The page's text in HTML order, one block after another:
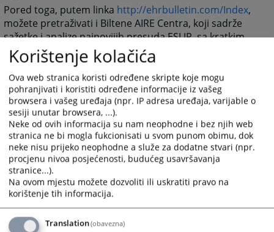
Pored toga, putem linka http://ehrbulletin.com/Index,
možete pretraživati i Biltene AIRE Centra, koji sadrže
sažetke i analize najnovijih presuda ESLJP, sa kratkim
komentarom koji upućuje na postojeće standarde
zaštite u vezi sa relevantnim članom Konvencije, kao i
nazive drugih presuda vezanih za tu oblast zaštite
ljudskih prava i sloboda.
11913
Korištenje kolačića
Ova web stranica koristi određene skripte koje mogu
pohranjivati i koristiti određene informacije iz vašeg
browsera i vašeg uređaja (npr. IP adresa uređaja, varijable o
sesiji unutar browsera, ...).
Neke od ovih informacija su nam neophodne i bez njih web
stranica ne bi mogla fukcionisati u svom punom obimu, dok
neke nisu prijeko neophodne a služe za dodatne stvari (npr.
procjenu nivoa posjećenosti, budućeg usavršavanja
stranice...).
Na ovom mjestu možete dozvoliti ili uskratiti pravo na
korištenje tih informacija.
Translation(obavezna)